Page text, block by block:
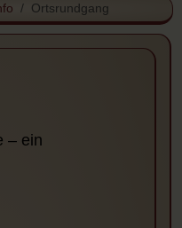
Ortsrundgang
– ein